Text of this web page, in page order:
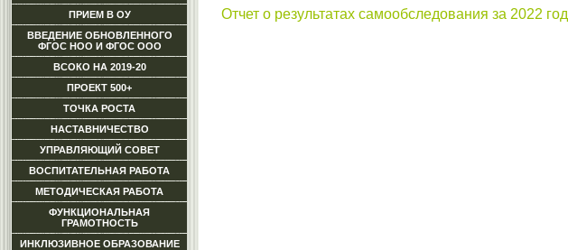
ПРИЕМ В ОУ
ВВЕДЕНИЕ ОБНОВЛЕННОГО
ФГОС НОО И ФГОС ООО
ВСОКО НА 2019-20
ПРОЕКТ 500+
ТОЧКА РОСТА
НАСТАВНИЧЕСТВО
УПРАВЛЯЮЩИЙ СОВЕТ
ВОСПИТАТЕЛЬНАЯ РАБОТА
МЕТОДИЧЕСКАЯ РАБОТА
ФУНКЦИОНАЛЬНАЯ
ГРАМОТНОСТЬ
ИНКЛЮЗИВНОЕ ОБРАЗОВАНИЕ
Отчет о результатах самообследования за 2022 год